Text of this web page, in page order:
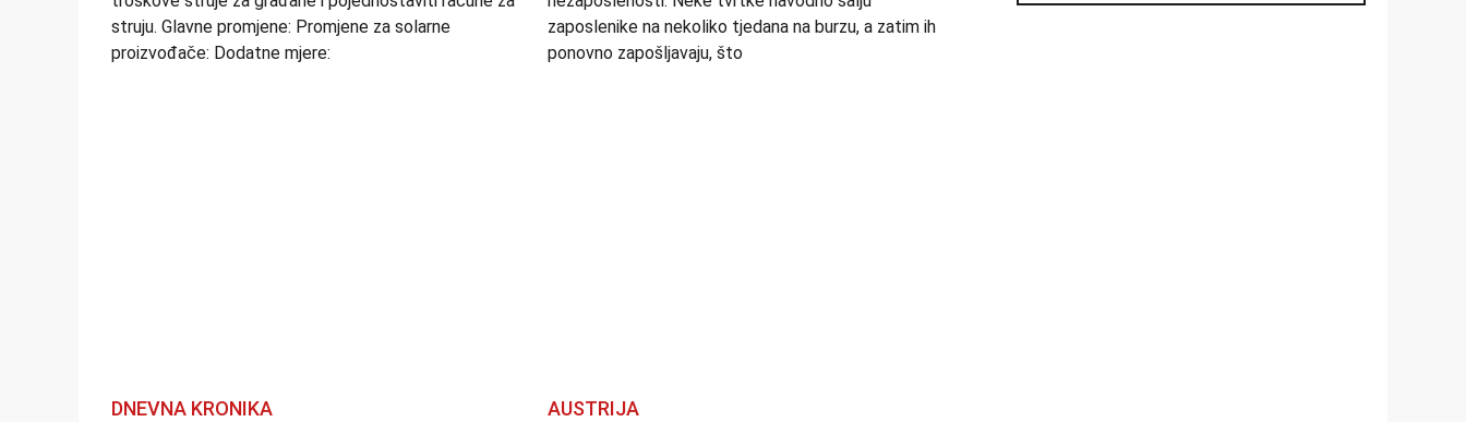
struju. Glavne promjene: Promjene za solarne
proizvođače: Dodatne mjere:
zaposlenike na nekoliko tjedana na burzu, a zatim ih
ponovno zapošljavaju, što
DNEVNA KRONIKA AUSTRIJA